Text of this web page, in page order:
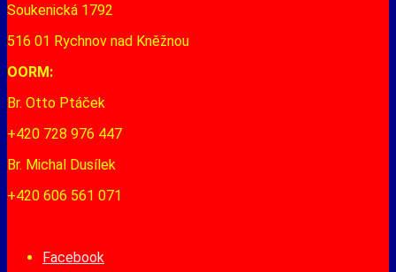
Soukenická 1792
516 01 Rychnov nad Kněžnou
OORM:
Br. Otto Ptáček
+420 728 976 447
Br. Michal Dusílek
+420 606 561 071
Facebook